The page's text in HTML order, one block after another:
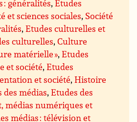
: généralités,Etudes
et sciences sociales, Société
,Etudes culturelles et
culturelles,Culture
matérielle »,Etudes
et société,Etudes
et société,Histoire
des médias,Etudes des
médias numériques et
médias : télévision et